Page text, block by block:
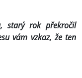
starý rok překročil
vám vzkaz, že ten